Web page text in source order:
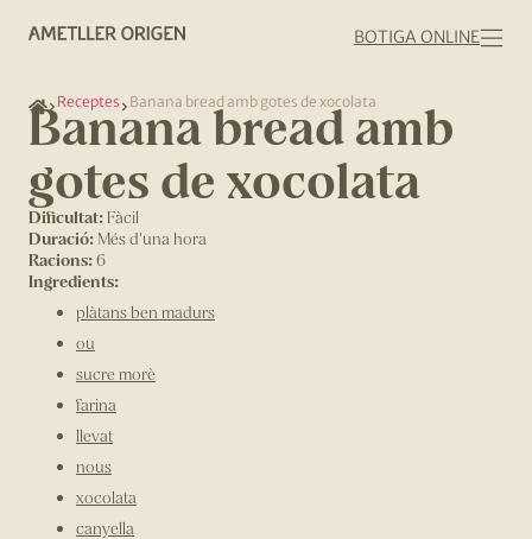
BOTIGA ONLINE
Receptes Banana bread amb gotes de xocolata
Banana bread amb
gotes de xocolata
Dificultat: Fàcil
Duració: Més d'una hora
Racions:6
Ingredients:
plàtans ben madurs
ou
sucre morè
farina
llevat
nous
xocolata
canyella